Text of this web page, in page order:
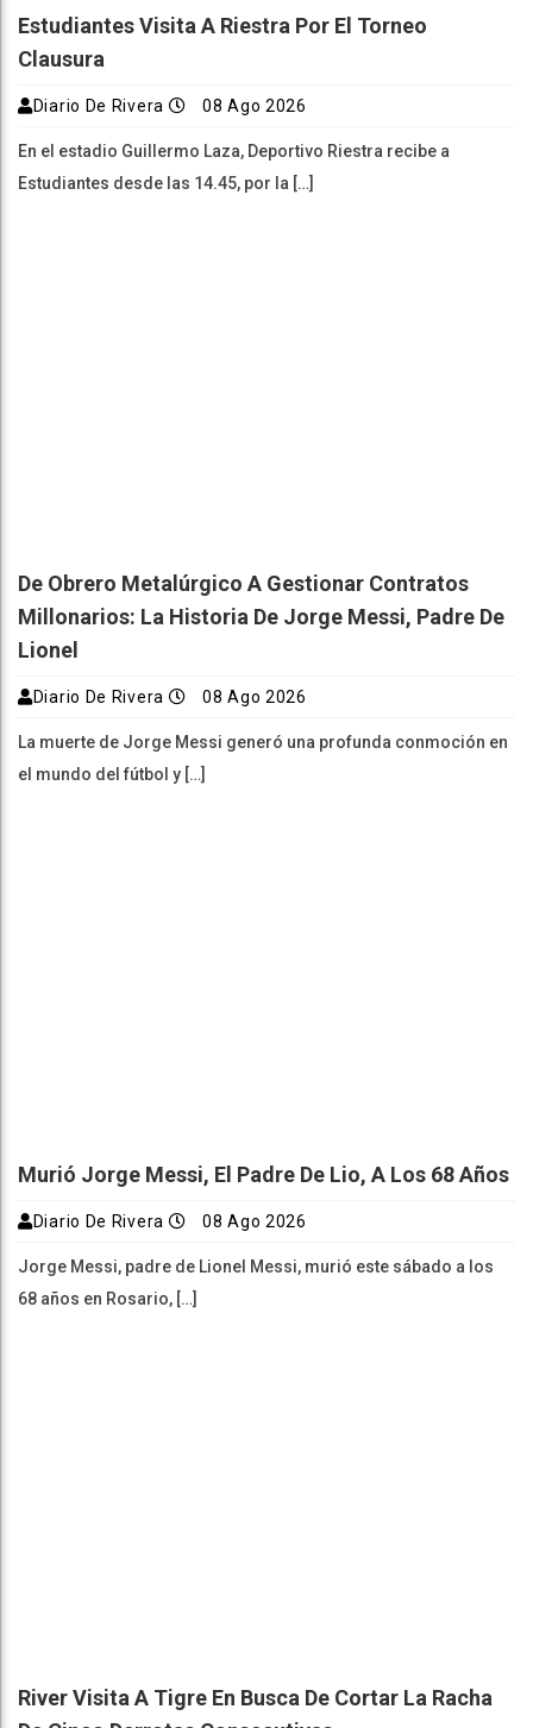
Estudiantes Visita A Riestra Por El Torneo
Clausura
Diario De Rivera 08 Ago 2026
En el estadio Guillermo Laza, Deportivo Riestra recibe a
Estudiantes desde las 14.45, por la […]
De Obrero Metalúrgico A Gestionar Contratos
Millonarios: La Historia De Jorge Messi, Padre De
Lionel
Diario De Rivera 08 Ago 2026
La muerte de Jorge Messi generó una profunda conmoción en
el mundo del fútbol y […]
Murió Jorge Messi, El Padre De Lio, A Los 68 Años
Diario De Rivera 08 Ago 2026
Jorge Messi, padre de Lionel Messi, murió este sábado a los
68 años en Rosario, […]
River Visita A Tigre En Busca De Cortar La Racha